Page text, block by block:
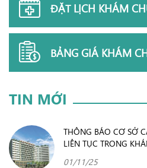
ĐẶT LỊCH KHÁM
BẢNG GIÁ KHÁM
TIN MỚI
THÔNG BÁO CƠ SỞ
LIÊN TỤC TRONG
01/11/25